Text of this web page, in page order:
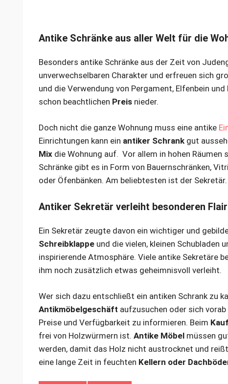
Antike Schränke aus aller Welt für die
Besonders antike Schränke aus der Zeit von
unverwechselbaren Charakter und erfreuen sich
und die Verwendung von Pergament, Elfenbein und
schon beachtlichen Preis nieder.
Doch nicht die ganze Wohnung muss eine antike
Einrichtungen kann ein antiker Schrank gut
Mix die Wohnung auf. Vor allem in hohen Räumen
Schränke gibt es in Form von Bauernschränken,
oder Öfenbänken. Am beliebtesten ist der Sekretär.
Antiker Sekretär verleiht besonderen Flair
Ein Sekretär zeugte davon ein wichtiger und
Schreibklappe und die vielen, kleinen Schubladen
inspirierende Atmosphäre. Viele antike Sekretäre
ihm noch zusätzlich etwas geheimnisvoll verleiht.
Wer sich dazu entschließt ein antiken Schrank zu
Antikmöbelgeschäft aufzusuchen oder sich
Preise und Verfügbarkeit zu informieren. Beim Kauf
frei von Holzwürmern ist. Antike Möbel müssen
werden, damit das Holz nicht austrocknet und
eine lange Zeit in feuchten Kellern oder